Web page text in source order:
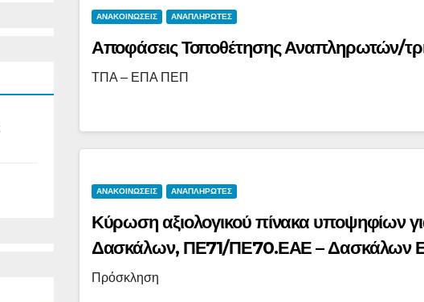
ΑΝΑΚΟΙΝΩΣΕΙΣ ΑΝΑΠΛΗΡΩΤΕΣ
Αποφάσεις Τοποθέτησης Αναπληρωτών/
ΤΠΑ – ΕΠΑ ΠΕΠ
ΑΝΑΚΟΙΝΩΣΕΙΣ ΑΝΑΠΛΗΡΩΤΕΣ
Κύρωση αξιολογικού πίνακα υποψηφίων
Δασκάλων, ΠΕ71/ΠΕ70.ΕΑΕ – Δασκάλων
8178/31-12-2025 (ΑΔΑ:ΡΞΩ746ΝΚΠΔ-989)
Πρόσκληση